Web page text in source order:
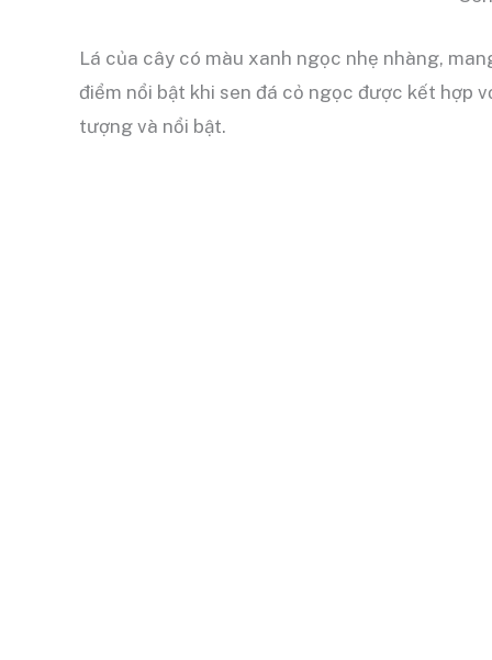
Lá của cây có màu xanh ngọc nhẹ nhàng,
điểm nổi bật khi sen đá cỏ ngọc được kết hợp
tượng và nổi bật.